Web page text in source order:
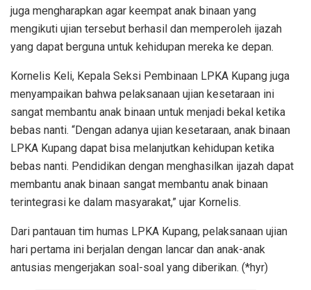
juga mengharapkan agar keempat anak binaan yang
mengikuti ujian tersebut berhasil dan memperoleh ijazah
yang dapat berguna untuk kehidupan mereka ke depan.
Kornelis Keli, Kepala Seksi Pembinaan LPKA Kupang juga
menyampaikan bahwa pelaksanaan ujian kesetaraan ini
sangat membantu anak binaan untuk menjadi bekal ketika
bebas nanti. “Dengan adanya ujian kesetaraan, anak binaan
LPKA Kupang dapat bisa melanjutkan kehidupan ketika
bebas nanti. Pendidikan dengan menghasilkan ijazah dapat
membantu anak binaan sangat membantu anak binaan
terintegrasi ke dalam masyarakat,” ujar Kornelis.
Dari pantauan tim humas LPKA Kupang, pelaksanaan ujian
hari pertama ini berjalan dengan lancar dan anak-anak
antusias mengerjakan soal-soal yang diberikan. (*hyr)